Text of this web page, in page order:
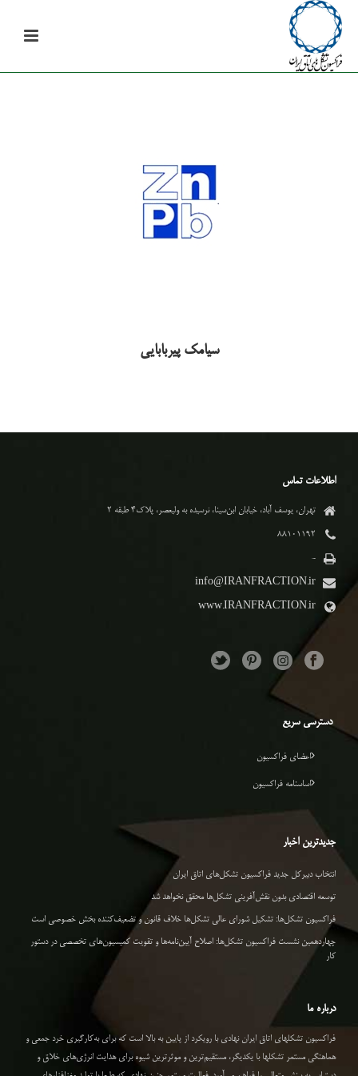
سیامک پیربابایی
اطلاعات تماس
تهران، یوسف آباد، خیابان ابن‌سینا، نرسیده به ولیعصر، پلاک۴ طبقه ۲
۸۸۱۰۱۱۹۲
-
info@IRANFRACTION.ir
www.IRANFRACTION.ir
دسترسی سریع
اعضای فراکسیون
اساسنامه فراکسیون
جدیدترین اخبار
انتخاب دبیرکل جدید فراکسیون تشکل‌های اتاق ایران
توسعه اقتصادی بدون نقش‌آفرینی تشکل‌ها محقق نخواهد شد
فراکسیون تشکل‌ها: تشکیل شورای عالی تشکل‌ها خلاف قانون و تضعیف‌کننده بخش خصوصی است
چهاردهمین نشست فراکسیون تشکل‌ها: اصلاح آیین‌نامه‌ها و تقویت کمیسیون‌های تخصصی در دستور
کار
درباره ما
فراکسیون تشکلهای اتاق ایران نهادی با رویکرد از پایین به بالا است که برای به‌کارگیری خرد جمعی و
هماهنگی مستمر تشکلها با یکدیگر، مستقیم‌ترین و موثرترین شیوه برای هدایت انرژی‌های خلاق و